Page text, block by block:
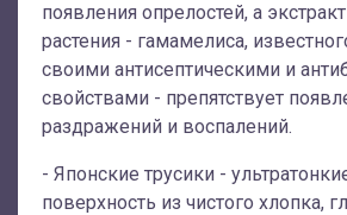
появления опрелостей, а
растения - гамамелиса,
своими антисептическими и
свойствами - препятствует
раздражений и воспалений.
- Японские трусики -
поверхность из чистого хлопка,